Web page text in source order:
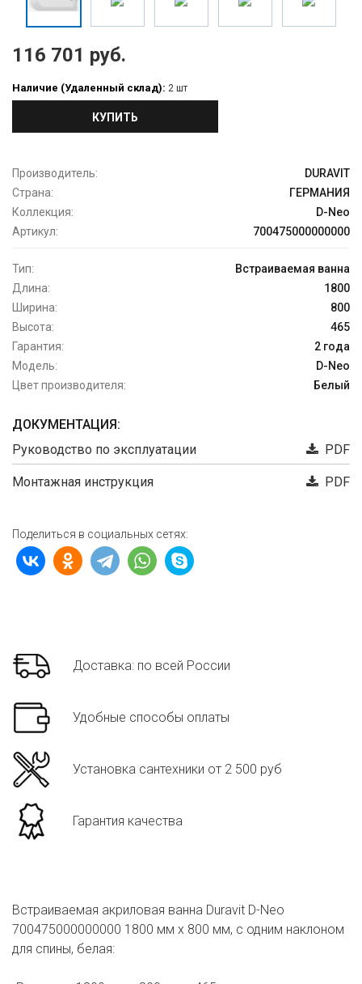
116 701 руб.
Наличие (Удаленный склад): 2 шт
КУПИТЬ
Производитель:
DURAVIT
Страна:
ГЕРМАНИЯ
Коллекция:
D-Neo
Артикул:
700475000000000
Тип:
Встраиваемая ванна
Длина:
1800
Ширина:
800
Высота:
465
Гарантия:
2 года
Модель:
D-Neo
Цвет производителя:
Белый
ДОКУМЕНТАЦИЯ:
Руководство по эксплуатации
PDF
Монтажная инструкция PDF
Поделиться в социальных сетях:
Доставка: по всей России
Удобные способы оплаты
Установка сантехники от 2 500 руб
Гарантия качества
Встраиваемая акриловая ванна Duravit D-Neo
700475000000000 1800 мм х 800 мм, c одним наклоном
для спины, белая: